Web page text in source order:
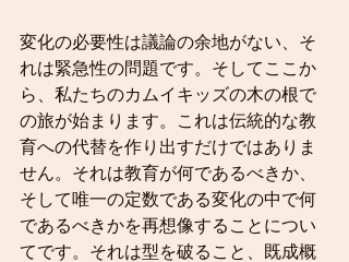
変化の必要性は議論の余地がない、そ
れは緊急性の問題です。そしてここか
ら、私たちのカムイキッズの木の根で
の旅が始まります。これは伝統的な教
育への代替を作り出すだけではありま
せん。それは教育が何であるべきか、
そして唯一の定数である変化の中で何
であるべきかを再想像することについ
てです。それは型を破ること、既成概